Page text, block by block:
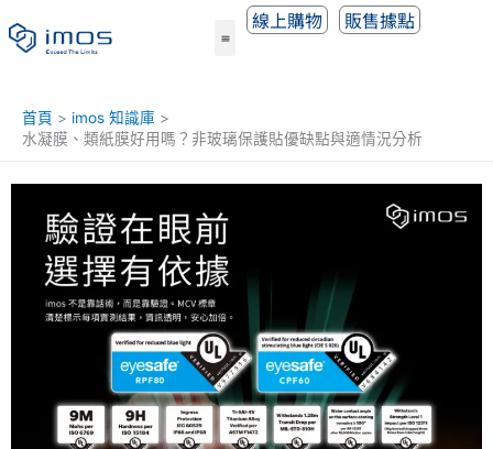
至
線上購物 販售據點
首頁
imos 知識庫
水凝膜、類紙膜好用嗎？非玻璃保護貼優缺點與適情況分析